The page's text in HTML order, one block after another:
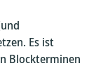
Es ist
Blockterminen